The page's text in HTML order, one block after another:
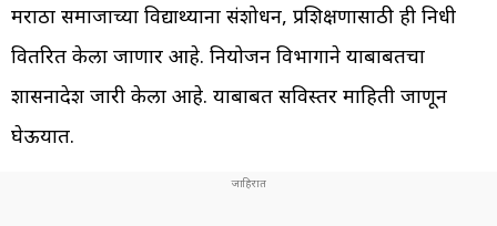
मराठा समाजाच्या विद्यार्थ्यांना संशोधन, प्रशिक्षणासाठी ही निधी
वितरित केला जाणार आहे. नियोजन विभागाने याबाबतचा
शासनादेश जारी केला आहे. याबाबत सविस्तर माहिती जाणून
घेऊयात.